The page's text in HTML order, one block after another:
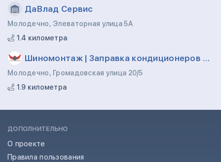
ДаВлад Сервис
Молодечно, Элеваторная улица 5А
1.4 километра
Шиномонтаж | Заправка кондиционеров Громадовская-Лебедевская
Молодечно, Громадовская улица 20/5
1.9 километра
ДОПОЛНИТЕЛЬНО
О проекте
Правила пользования